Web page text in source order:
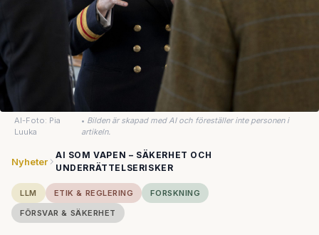
AI-Foto: Pia
Luuka
• Bilden är skapad med AI och föreställer inte personen i
artikeln.
Nyheter
AI SOM VAPEN – SÄKERHET OCH
UNDERRÄTTELSERISKER
LLM ETIK & REGLERING
FORSKNING
FÖRSVAR & SÄKERHET